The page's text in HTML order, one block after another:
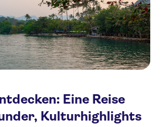
Eine Reise
Kulturhighlights